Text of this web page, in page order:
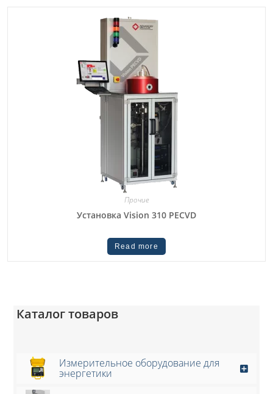
Прочие
Установка Vision 310 PECVD
Read more
Каталог товаров
Измерительное оборудование для
энергетики